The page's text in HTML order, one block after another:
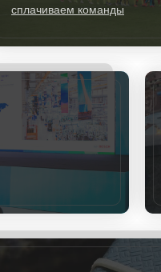
сплачиваем команды